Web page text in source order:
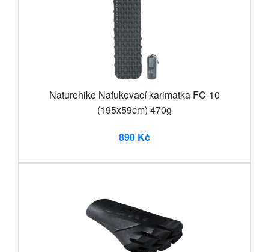
Naturehike Nafukovací karimatka FC-10
(195x59cm) 470g
890 Kč